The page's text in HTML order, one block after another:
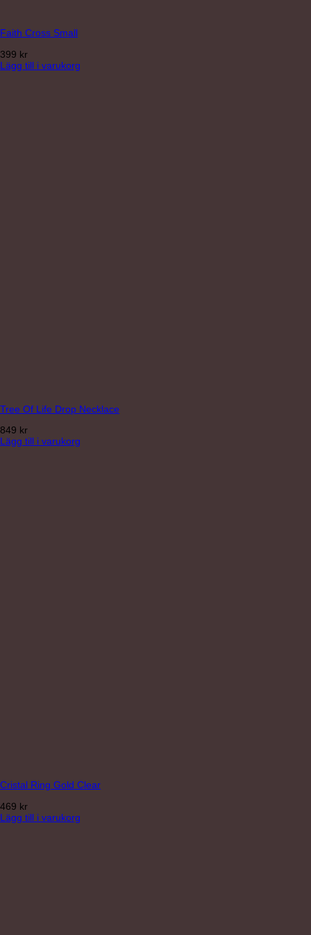
Faith Cross Small
399 kr
Lägg till i varukorg
Tree Of Life Drop Necklace
849 kr
Lägg till i varukorg
Cristal Ring Gold Clear
469 kr
Lägg till i varukorg